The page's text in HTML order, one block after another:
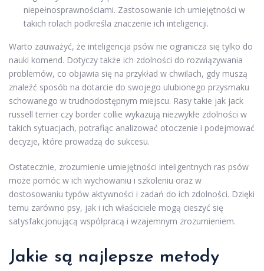
niepełnosprawnościami. Zastosowanie ich umiejętności w
takich rolach podkreśla znaczenie ich inteligencji.
Warto zauważyć, że inteligencja psów nie ogranicza się tylko do
nauki komend. Dotyczy także ich zdolności do rozwiązywania
problemów, co objawia się na przykład w chwilach, gdy muszą
znaleźć sposób na dotarcie do swojego ulubionego przysmaku
schowanego w trudnodostępnym miejscu. Rasy takie jak jack
russell terrier czy border collie wykazują niezwykłe zdolności w
takich sytuacjach, potrafiąc analizować otoczenie i podejmować
decyzje, które prowadzą do sukcesu.
Ostatecznie, zrozumienie umiejętności inteligentnych ras psów
może pomóc w ich wychowaniu i szkoleniu oraz w
dostosowaniu typów aktywności i zadań do ich zdolności. Dzięki
temu zarówno psy, jak i ich właściciele mogą cieszyć się
satysfakcjonującą współpracą i wzajemnym zrozumieniem.
Jakie są najlepsze metody